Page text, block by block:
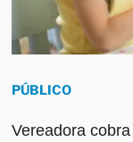
PÚBLICO
Vereadora